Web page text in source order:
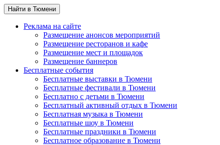
Найти в Тюмени
Реклама на сайте
Размещение анонсов мероприятий
Размещение ресторанов и кафе
Размещение мест и площадок
Размещение баннеров
Бесплатные события
Бесплатные выставки в Тюмени
Бесплатные фестивали в Тюмени
Бесплатно с детьми в Тюмени
Бесплатный активный отдых в Тюмени
Бесплатная музыка в Тюмени
Бесплатные шоу в Тюмени
Бесплатные праздники в Тюмени
Бесплатное образование в Тюмени